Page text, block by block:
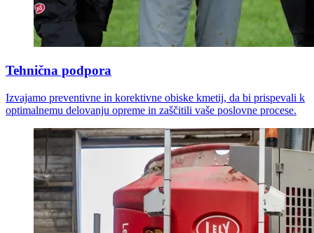
Tehnična podpora
Izvajamo preventivne in korektivne obiske kmetij, da bi prispevali k
optimalnemu delovanju opreme in zaščitili vaše poslovne procese.